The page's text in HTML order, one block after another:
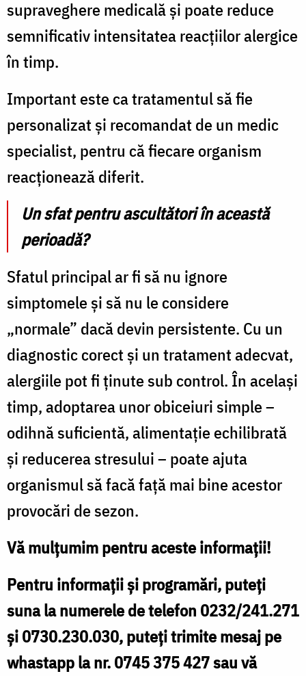
supraveghere medicală și poate reduce
semnificativ intensitatea reacțiilor alergice
în timp.
Important este ca tratamentul să fie
personalizat și recomandat de un medic
specialist, pentru că fiecare organism
reacționează diferit.
Un sfat pentru ascultători în această
perioadă?
Sfatul principal ar fi să nu ignore
simptomele și să nu le considere
„normale” dacă devin persistente. Cu un
diagnostic corect și un tratament adecvat,
alergiile pot fi ținute sub control. În același
timp, adoptarea unor obiceiuri simple –
odihnă suficientă, alimentație echilibrată
și reducerea stresului – poate ajuta
organismul să facă față mai bine acestor
provocări de sezon.
Vă mulțumim pentru aceste informații!
Pentru informații și programări, puteți
suna la numerele de telefon 0232/241.271
și 0730.230.030, puteți trimite mesaj pe
whastapp la nr. 0745 375 427 sau vă